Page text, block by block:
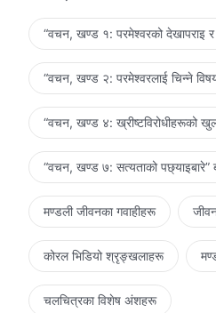
कोरस
उहाँको ६००० वर्षे कामको सार
पद ३
उहाँले ६००० वर्ष लडाइँ गरी,
ताकि उहाँ शैतानलाई हराउनुहोस्।
पूर्व कोरस
मानिसलाई शैतानबाट प्राप्त
कोरस
उहाँको ६००० वर्षे कामको सार ठूलो
“वचन, खण्ड १: परमेश्‍वरको देखापराइ र
“वचन, खण्ड २: परमेश्‍वरलाई चिन्‍ने
“वचन, खण्ड ४: ख्रीष्टविरोधीहरूको
“वचन, खण्ड ७: सत्यताको पछ्याइबारे”
मण्डली जीवनका गवाहीहरू
कोरल भिडियो श्रृङ्खलाहरू
चलचित्रका विशेष अंशहरू